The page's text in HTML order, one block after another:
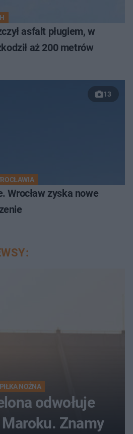
asfalt pługiem, w
aż 200 metrów
13
Wrocław zyska nowe
PIŁKA NOŻNA
odwołuje
Znamy